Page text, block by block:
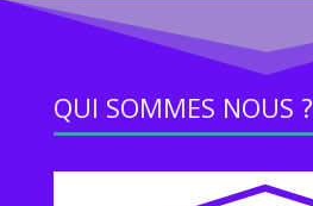
QUI SOMMES NOUS ?